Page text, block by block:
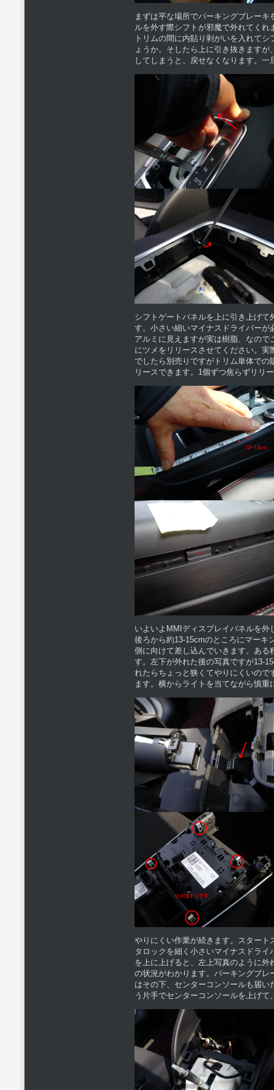
まずは平な場所でパーキングブレー
ルを外す際シフトが邪魔で外れてく
トリムの間に内貼り剥がいを入れて
ょうか。そしたら上に引き抜きます
してしまうと、戻せなくなります。
シフトゲートパネルを上に引き上げ
す。小さい細いマイナスドライバー
アルミに見えますが実は樹脂、なの
にツメをリリースさせてください。
でしたら別売りですがトリム単体で
リースできます。1個ずつ焦らずリリ
いよいよMMIディスプレイパネルを
後ろから約13-15cmのところにマーキ
側に向けて差し込んでいきます。あ
す。左下が外れた後の写真ですが13-
れたらちょっと狭くてやりにくいの
ます。横からライトを当てながら慎重
やりにくい作業が続きます。スター
タロックを細く小さいマイナスドラ
を上に上げると、左上写真のように
の状況がわかります。パーキングブ
はその下、センターコンソールも届
う片手でセンターコンソールを上げ